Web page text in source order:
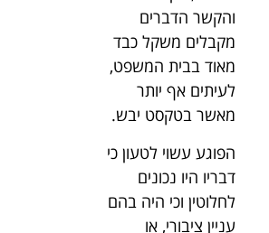
והקשר הדברים
מקבלים משקל כבד
מאוד בבית המשפט,
לעיתים אף יותר
מאשר בטקסט יבש.
הפוגע עשוי לטעון כי
דבריו היו נכונים
לחלוטין וכי היה בהם
עניין ציבורי, או